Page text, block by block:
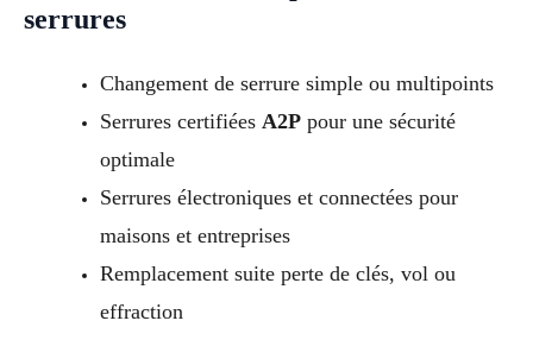
serrures
Changement de serrure simple ou multipoints
Serrures certifiées A2Ppour une sécurité
optimale
Serrures électroniques et connectées pour
maisons et entreprises
Remplacement suite perte de clés, vol ou
effraction